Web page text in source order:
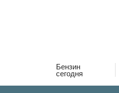
Бензин
сегодня